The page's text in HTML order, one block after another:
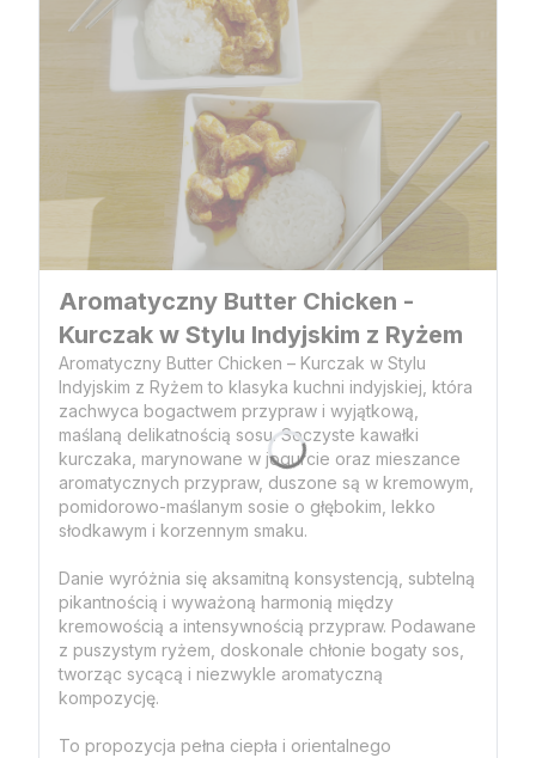
Aromatyczny Butter Chicken -
Kurczak w Stylu Indyjskim z Ryżem
Aromatyczny Butter Chicken – Kurczak w Stylu
Indyjskim z Ryżem to klasyka kuchni indyjskiej, która
zachwyca bogactwem przypraw i wyjątkową,
maślaną delikatnością sosu. Soczyste kawałki
kurczaka, marynowane w jogurcie oraz mieszance
aromatycznych przypraw, duszone są w kremowym,
pomidorowo-maślanym sosie o głębokim, lekko
słodkawym i korzennym smaku.
Danie wyróżnia się aksamitną konsystencją, subtelną
pikantnością i wyważoną harmonią między
kremowością a intensywnością przypraw. Podawane
z puszystym ryżem, doskonale chłonie bogaty sos,
tworząc sycącą i niezwykle aromatyczną
kompozycję.
To propozycja pełna ciepła i orientalnego